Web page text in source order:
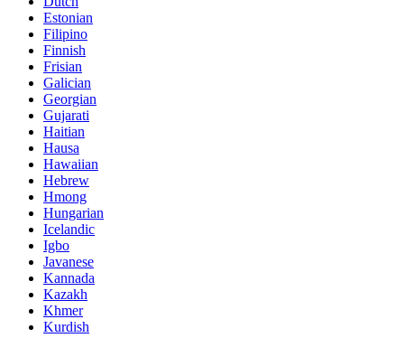
Estonian
Filipino
Finnish
Frisian
Galician
Georgian
Gujarati
Haitian
Hausa
Hawaiian
Hebrew
Hmong
Hungarian
Icelandic
Igbo
Javanese
Kannada
Kazakh
Khmer
Kurdish